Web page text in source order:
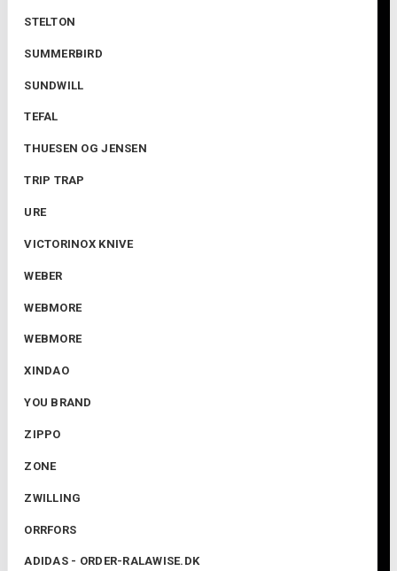
STELTON
SUMMERBIRD
SUNDWILL
TEFAL
THUESEN OG JENSEN
TRIP TRAP
URE
VICTORINOX KNIVE
WEBER
WEBMORE
WEBMORE
XINDAO
YOU BRAND
ZIPPO
ZONE
ZWILLING
ORRFORS
ADIDAS - ORDER-RALAWISE.DK